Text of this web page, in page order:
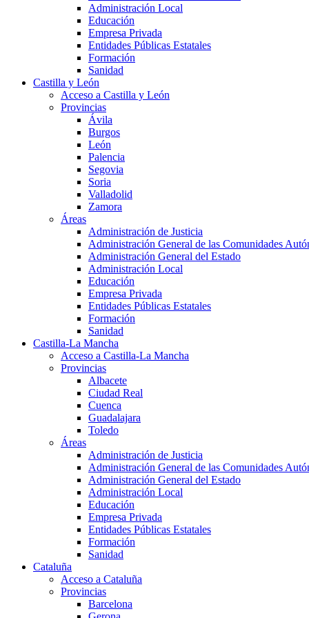
Administración Local
Educación
Empresa Privada
Entidades Públicas Estatales
Formación
Sanidad
Castilla y León
Acceso a Castilla y León
Provincias
Ávila
Burgos
León
Palencia
Segovia
Soria
Valladolid
Zamora
Áreas
Administración de Justicia
Administración General de las Comunidades
Administración General del Estado
Administración Local
Educación
Empresa Privada
Entidades Públicas Estatales
Formación
Sanidad
Castilla-La Mancha
Acceso a Castilla-La Mancha
Provincias
Albacete
Ciudad Real
Cuenca
Guadalajara
Toledo
Áreas
Administración de Justicia
Administración General de las Comunidades
Administración General del Estado
Administración Local
Educación
Empresa Privada
Entidades Públicas Estatales
Formación
Sanidad
Cataluña
Acceso a Cataluña
Provincias
Barcelona